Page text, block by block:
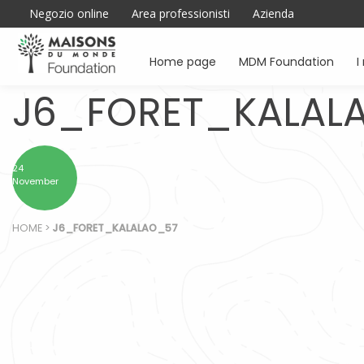
Negozio online Area professionisti Azienda
Home page MDM Foundation I
24
November
HOME > J6_FORET_KALALAO_57